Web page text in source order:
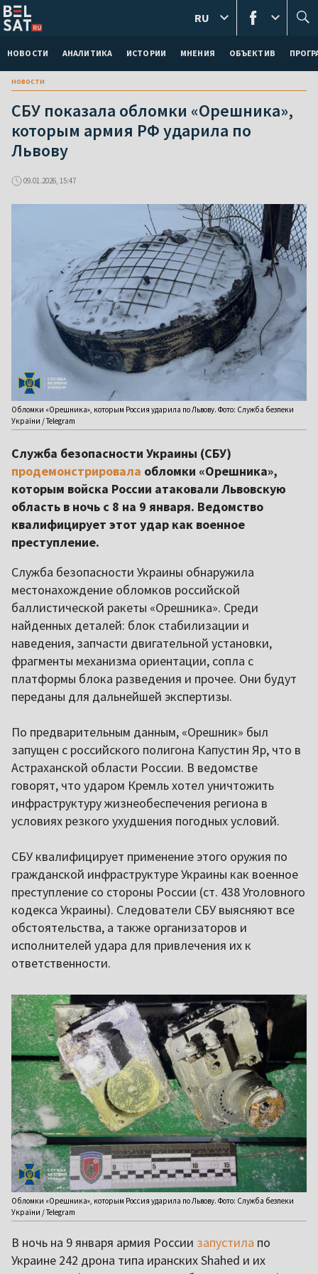
НОВОСТИ АНАЛИТИКА ИСТОРИИ МНЕНИЯ ОБЪЕКТИВ
RU
новости
СБУ показала обломки «Орешника»,
которым армия РФ ударила по
Львову
09.01.2026, 15:47
Обломки «Орешника», которым Россия ударила по Львову. Фото: Служба безпеки
України / Telegram
Служба безопасности Украины (СБУ)
продемонстрировала обломки «Орешника»,
которым войска России атаковали Львовскую
область в ночь с 8 на 9 января. Ведомство
квалифицирует этот удар как военное
преступление.
Служба безопасности Украины обнаружила
местонахождение обломков российской
баллистической ракеты «Орешника». Среди
найденных деталей: блок стабилизации и
наведения, запчасти двигательной установки,
фрагменты механизма ориентации, сопла с
платформы блока разведения и прочее. Они будут
переданы для дальнейшей экспертизы.
По предварительным данным, «Орешник» был
запущен с российского полигона Капустин Яр, что в
Астраханской области России. В ведомстве
говорят, что ударом Кремль хотел уничтожить
инфраструктуру жизнеобеспечения региона в
условиях резкого ухудшения погодных условий.
СБУ квалифицирует применение этого оружия по
гражданской инфраструктуре Украины как военное
преступление со стороны России (ст. 438 Уголовного
кодекса Украины). Следователи СБУ выясняют все
обстоятельства, а также организаторов и
исполнителей удара для привлечения их к
ответственности.
Обломки «Орешника», которым Россия ударила по Львову. Фото: Служба безпеки
України / Telegram
В ночь на 9 января армия России запустила по
Украине 242 дрона типа иранских Shahed и их